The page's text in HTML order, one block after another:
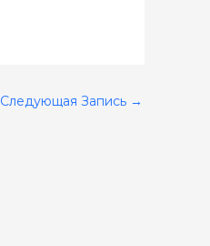
Следующая Запись →